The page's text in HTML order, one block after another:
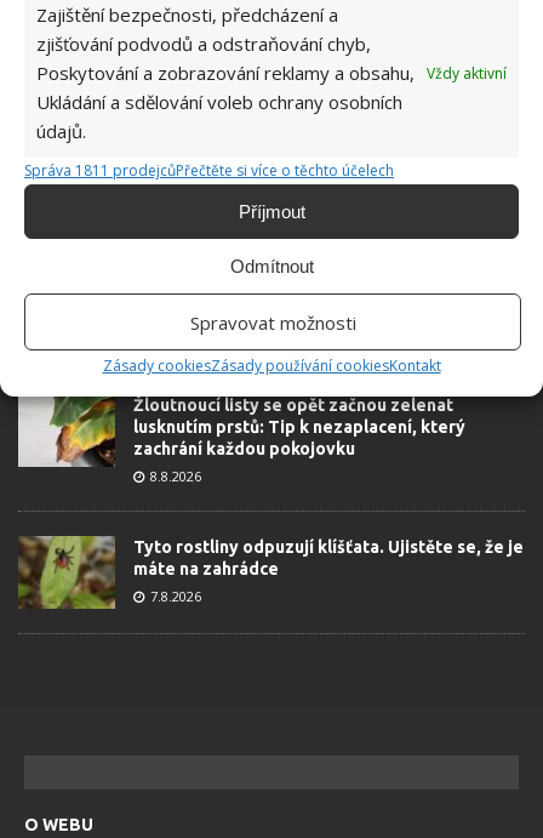
Zajištění bezpečnosti, předcházení a
zjišťování podvodů a odstraňování chyb,
Poskytování a zobrazování reklamy a obsahu,
Ukládání a sdělování voleb ochrany osobních
údajů.
Vždy aktivní
Správa 1811 prodejcůPřečtěte si více o těchto účelech
Příjmout
Odmítnout
Spravovat možnosti
Zásady cookiesZásady používání cookiesKontakt
bodů
6.5.2026
Není divu, že vám baterie v telefonu vydrží jen
8.8.2026
Žloutnoucí listy se opět začnou zelenat
lusknutím prstů: Tip k nezaplacení, který
zachrání každou pokojovku
8.8.2026
Tyto rostliny odpuzují klíšťata. Ujistěte se, že je
máte na zahrádce
7.8.2026
O WEBU